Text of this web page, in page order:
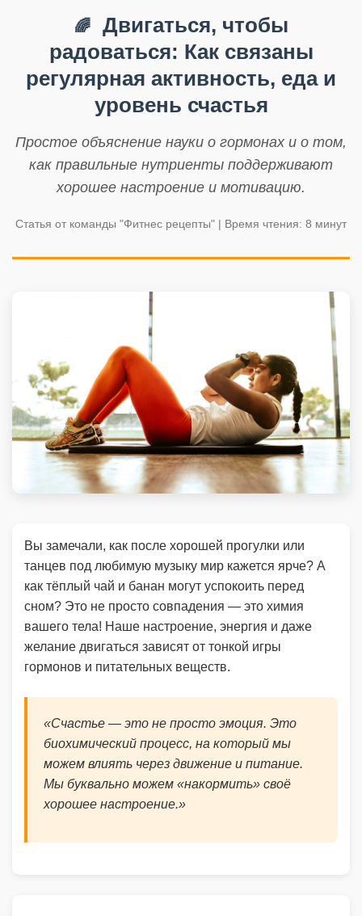
🌈
Двигаться, чтобы
радоваться: Как связаны
регулярная активность, еда и
уровень счастья
Простое объяснение науки о гормонах и о том,
как правильные нутриенты поддерживают
хорошее настроение и мотивацию.
Статья от команды "Фитнес рецепты" | Время чтения: 8 минут
Вы замечали, как после хорошей прогулки или
танцев под любимую музыку мир кажется ярче? А
как тёплый чай и банан могут успокоить перед
сном? Это не просто совпадения — это химия
вашего тела! Наше настроение, энергия и даже
желание двигаться зависят от тонкой игры
гормонов и питательных веществ.
«Счастье — это не просто эмоция. Это
биохимический процесс, на который мы
можем влиять через движение и питание.
Мы буквально можем «накормить» своё
хорошее настроение.»